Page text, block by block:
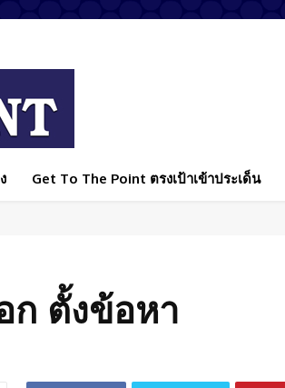
Get To The Point ตรงเป้าเข้าประเด็น
ก ตั้งข้อหา